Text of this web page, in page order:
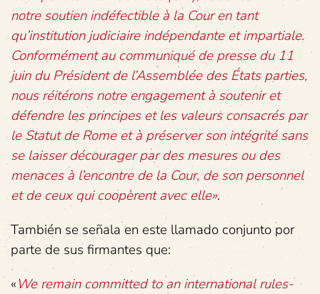
notre soutien indéfectible à la Cour en tant
qu’institution judiciaire indépendante et impartiale.
Conformément au communiqué de presse du 11
juin du Président de l’Assemblée des États parties,
nous réitérons notre engagement à soutenir et
défendre les principes et les valeurs consacrés par
le Statut de Rome et à préserver son intégrité sans
se laisser décourager par des mesures ou des
menaces à l’encontre de la Cour, de son personnel
et de ceux qui coopèrent avec elle».
También se señala en este llamado conjunto por
parte de sus firmantes que:
«We remain committed to an international rules-